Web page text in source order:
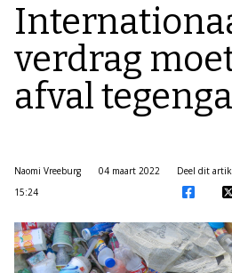
verdrag
afval
Naomi Vreeburg
04 maart 2022
15:24
Deel dit